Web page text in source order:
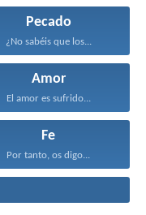
Pecado
¿No sabéis que los...
Amor
El amor es sufrido...
Fe
Por tanto, os digo...